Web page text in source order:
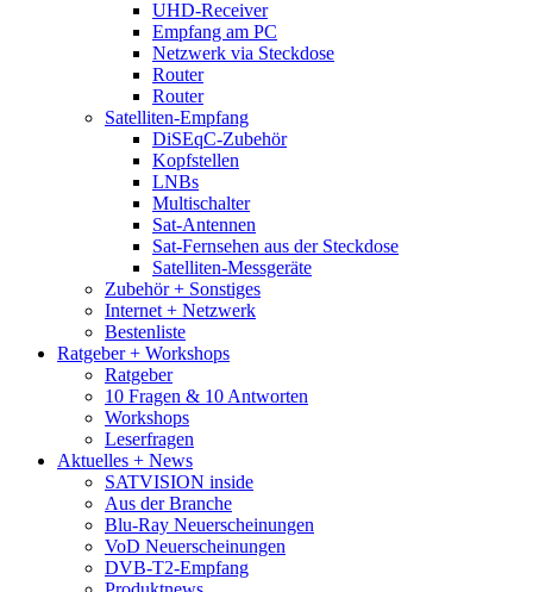
UHD-Receiver
Empfang am PC
Netzwerk via Steckdose
Router
Router
Satelliten-Empfang
DiSEqC-Zubehör
Kopfstellen
LNBs
Multischalter
Sat-Antennen
Sat-Fernsehen aus der Steckdose
Satelliten-Messgeräte
Zubehör + Sonstiges
Internet + Netzwerk
Bestenliste
Ratgeber + Workshops
Ratgeber
10 Fragen & 10 Antworten
Workshops
Leserfragen
Aktuelles + News
SATVISION inside
Aus der Branche
Blu-Ray Neuerscheinungen
VoD Neuerscheinungen
DVB-T2-Empfang